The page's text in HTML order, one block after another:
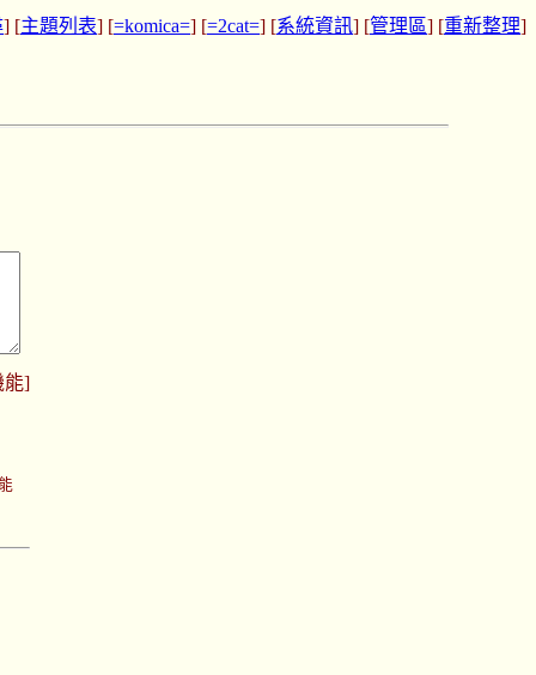
] [主題列表] [=komica=] [=2cat=] [系統資訊] [管理區] [重新整理]
能]